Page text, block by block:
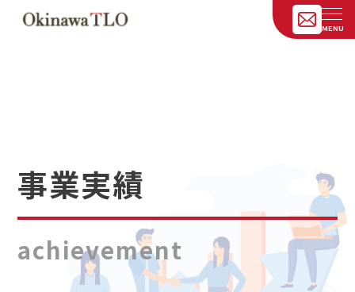
事業実績
achievement